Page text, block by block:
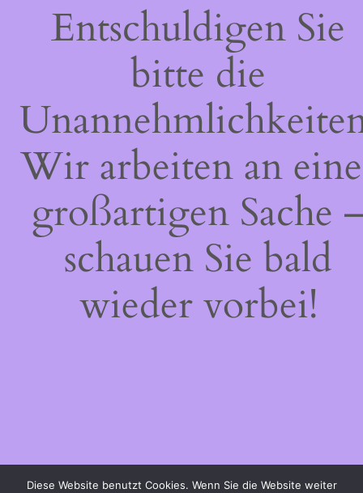
Entschuldigen Sie
bitte die
Wir arbeiten an
großartigen Sache
schauen Sie bald
wieder vorbei!
Diese Website benutzt Cookies. Wenn Sie die Website weiter